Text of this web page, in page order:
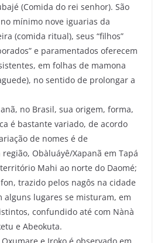
(Comida do rei senhor). São
mínimo nove iguarias da
(comida ritual), seus “filhos”
e paramentados oferecem
em folhas de mamona
no sentido de prolongar a
no Brasil, sua origem, forma,
é bastante variado, de acordo
de nomes é de
Obàluáyê/Xapanã em Tapá
Mahi ao norte do Daomé;
trazido pelos nagôs na cidade
alguns lugares se misturam, em
confundido até com Nànà
e Abeokuta.